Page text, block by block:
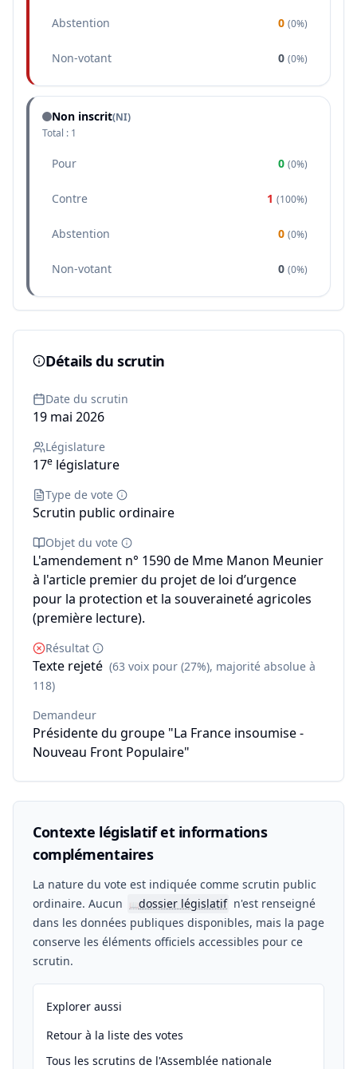
Abstention 0 (0%)
Non-votant 0 (0%)
Non inscrit(NI)
Total : 1
Pour 0 (0%)
Contre 1 (100%)
Abstention 0 (0%)
Non-votant 0 (0%)
Détails du scrutin
Date du scrutin
19 mai 2026
Législature
17e législature
Type de vote
Scrutin public ordinaire
Objet du vote
L'amendement n° 1590 de Mme Manon Meunier
à l'article premier du projet de loi d’urgence
pour la protection et la souveraineté agricoles
(première lecture).
Résultat
Texte rejeté (63 voix pour (27%), majorité absolue à
118)
Demandeur
Présidente du groupe "La France insoumise -
Nouveau Front Populaire"
Contexte législatif et informations
complémentaires
La nature du vote est indiquée comme scrutin public
ordinaire. Aucun
📖dossier législatif n'est renseigné
dans les données publiques disponibles, mais la page
conserve les éléments officiels accessibles pour ce
scrutin.
Explorer aussi
Retour à la liste des votes
Tous les scrutins de l'Assemblée nationale